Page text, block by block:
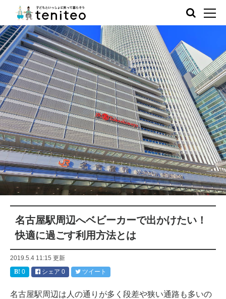
名古屋駅周辺へベビーカーで出かけたい！
快適に過ごす利用方法とは
2019.5.4 11:15 更新
0
シェア 0 ツイート
名古屋駅周辺は人の通りが多く段差や狭い通路も多いの